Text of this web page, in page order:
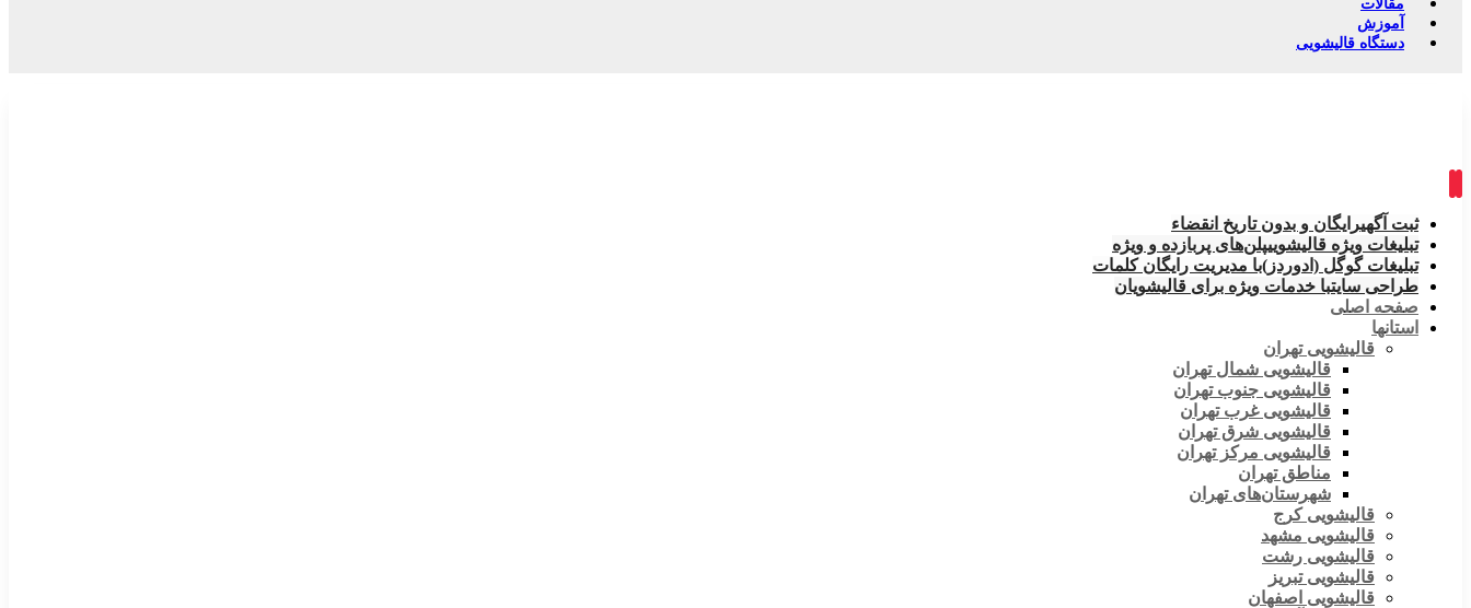
مقالات
آموزش
دستگاه قالیشویی
ثبت آگهیرایگان و بدون تاریخ انقضاء
تبلیغات ویژه قالیشوییپلن‌های پربازده و ویژه
تبلیغات گوگل (ادوردز)با مدیریت رایگان کلمات
طراحی سایتبا خدمات ویژه برای قالیشویان
صفحه اصلی
استانها
قالیشویی تهران
قالیشویی شمال تهران
قالیشویی جنوب تهران
قالیشویی غرب تهران
قالیشویی شرق تهران
قالیشویی مرکز تهران
مناطق تهران
شهرستان‌های تهران
قالیشویی کرج
قالیشویی مشهد
قالیشویی رشت
قالیشویی تبریز
قالیشویی اصفهان